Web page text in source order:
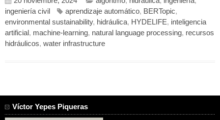
ingeniería civil
aprendizaje automático, BERTopic,
environmental sustainability, hidráulica, HYDELIFE, inteligencia
artificial, machine-learning, natural language processing, recursos
hidráulicos, water infrastructure
Víctor Yepes Piqueras